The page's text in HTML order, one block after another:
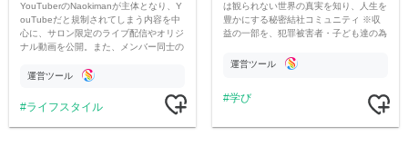
YouTuberのNaokimanが主体となり、Y
ouTubeだと規制されてしまう内容を中
心に、サロン限定のライブ配信やオリジ
ナル動画を公開。また、メンバー同士の
ただいています。
運営ツール
ライフスタイル
は観られない世界の真実を知り、人生を
豊かにする秘密結社コミュニティ ※収
益の一部を、犯罪被害者・子ども達の為
す運営ツール
学び